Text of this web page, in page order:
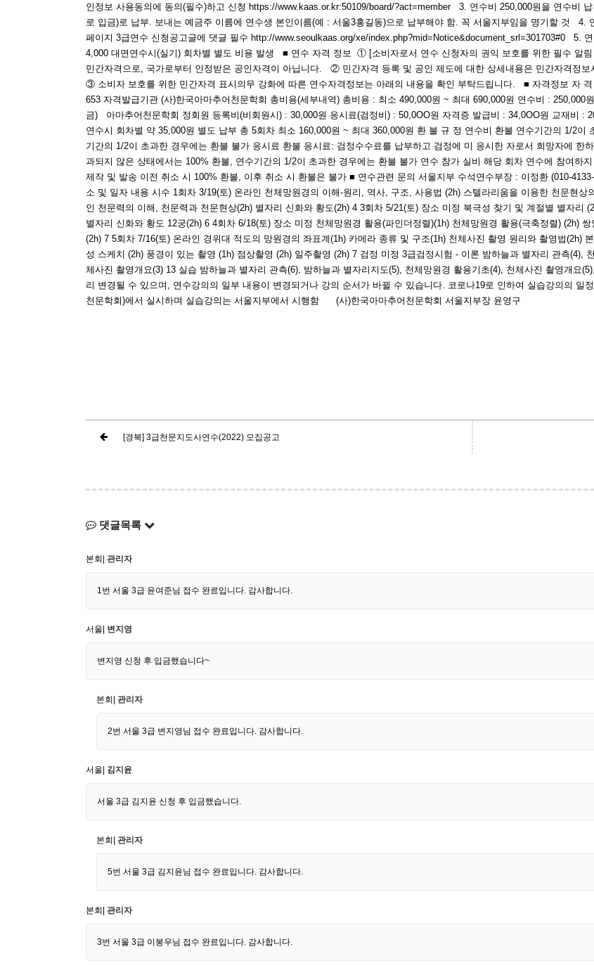
인정보 사용동의에 동의(필수)하고 신청 https://www.kaas.or.kr:50109/board/?act=member 3. 연수비 250,000원을 연수비
로 입금)로 납부. 보내는 예금주 이름에 연수생 본인이름(예 : 서울3홍길동)으로 납부해야 함. 꼭 서울지부임을 명기할 것 4.
페이지 3급연수 신청공고글에 댓글 필수 http://www.seoulkaas.org/xe/index.php?mid=Notice&document_srl=301703#0 5.
4,000 대면연수시(실기) 회차별 별도 비용 발생 ■ 연수 자격 정보 ① [소비자로서 연수 신청자의 권익 보호를 위한 필수 알림
민간자격으로, 국가로부터 인정받은 공인자격이 아닙니다. ② 민간자격 등록 및 공인 제도에 대한 상세내용은 민간자격정보
③ 소비자 보호를 위한 민간자격 표시의무 강화에 따른 연수자격정보는 아래의 내용을 확인 부탁드립니다. ■ 자격정보 자
653 자격발급기관 (사)한국아마추어천문학회 총비용(세부내역) 총비용 : 최소 490,000원 ~ 최대 690,000원 연수비 : 250,000
금) 아마추어천문학회 정회원 등록비(비회원시) : 30,000원 응시료(검정비) : 50,0OO원 자격증 발급비 : 34,0OO원 교재비 :
연수시 회차별 약 35,000원 별도 납부 총 5회차 최소 160,000원 ~ 최대 360,000원 환 불 규 정 연수비 환불 연수기간의 1/2
기간의 1/2이 초과한 경우에는 환불 불가 응시료 환불 응시료: 검정수수료를 납부하고 검정에 미 응시한 자로서 희망자에 한
과되지 않은 상태에서는 100% 환불, 연수기간의 1/2이 초과한 경우에는 환불 불가 연수 참가 실비 해당 회차 연수에 참여하
제작 및 발송 이전 취소 시 100% 환불, 이후 취소 시 환불은 불가 ■ 연수관련 문의 서울지부 수석연수부장 : 이정환 (010-
소 및 일자 내용 시수 1회차 3/19(토) 온라인 천체망원경의 이해-원리, 역사, 구조, 사용법 (2h) 스텔라리움을 이용한 천문현
인 천문력의 이해, 천문력과 천문현상(2h) 별자리 신화와 황도(2h) 4 3회차 5/21(토) 장소 미정 북극성 찾기 및 계절별 별자리
별자리 신화와 황도 12궁(2h) 6 4회차 6/18(토) 장소 미정 천체망원경 활용(파인더정렬)(1h) 천체망원경 활용(극축정렬) (2h)
(2h) 7 5회차 7/16(토) 온라인 경위대 적도의 망원경의 좌표계(1h) 카메라 종류 및 구조(1h) 천체사진 촬영 원리와 촬영법(2h)
성 스케치 (2h) 풍경이 있는 촬영 (1h) 점상촬영 (2h) 일주촬영 (2h) 7 검정 미정 3급검정시험 - 이론 밤하늘과 별자리 관측(4),
체사진 촬영개요(3) 13 실습 밤하늘과 별자리 관측(6), 밤하늘과 별자리지도(5), 천체망원경 활용기초(4), 천체사진 촬영개
리 변경될 수 있으며, 연수강의의 일부 내용이 변경되거나 강의 순서가 바뀔 수 있습니다. 코로나19로 인하여 실습강의의 일
천문학회)에서 실시하며 실습강의는 서울지부에서 시행함 (사)한국아마추어천문학회 서울지부장 윤영구
[경북] 3급천문지도사연수(2022) 모집공고
댓글목록
본회| 관리자
1번 서울 3급 윤여준님 접수 완료입니다. 감사합니다.
서울| 변지영
변지영 신청 후 입금했습니다~
본회| 관리자
2번 서울 3급 변지영님 접수 완료입니다. 감사합니다.
서울| 김지윤
서울 3급 김지윤 신청 후 입금했습니다.
본회| 관리자
5번 서울 3급 김지윤님 접수 완료입니다. 감사합니다.
본회| 관리자
3번 서울 3급 이봉우님 접수 완료입니다. 감사합니다.